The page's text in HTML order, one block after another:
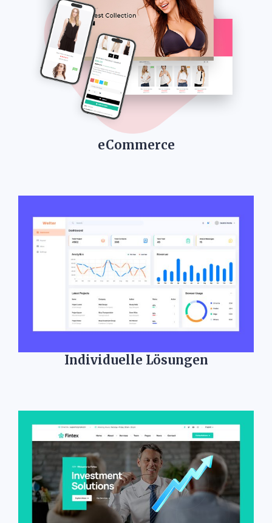
eCommerce
Individuelle Lösungen